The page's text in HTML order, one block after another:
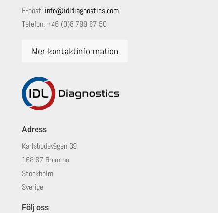
E-post: info@idldiagnostics.com
Telefon:+46 (0)8 799 67 50
Mer kontaktinformation
Adress
Karlsbodavägen 39
168 67 Bromma
Stockholm
Sverige
Följ oss